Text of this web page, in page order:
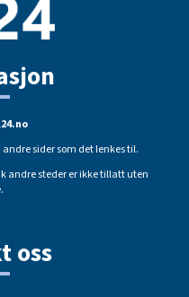
sider som det lenkes til.
andre steder er ikke tillatt uten
oss